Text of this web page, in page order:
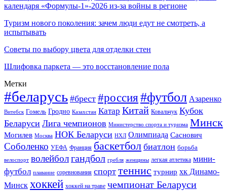
календаря «Формулы-1»-2026 из-за войны в регионе
Туризм нового поколения: зачем люди едут не смотреть, а
испытывать
Советы по выбору цвета для отделки стен
Шлифовка паркета — это восстановление пола
Метки
#беларусь #брест #россия#футбол Азаренко
Витебск Гомель Гродно Казахстан Катар Китай Ковальчук Кубок
Беларуси Лига чемпионов Министерство спорта и туризма Минск
Могилев Москва НОК Беларуси НХЛ Олимпиада Саснович
Соболенко УЕФА Франция баскетбол биатлон борьба
велоспорт волейболгандбол гребля женщины легкая атлетика мини-
футбол плавание соревнования спорт теннис турнир хк Динамо-
Минск хоккей хоккей на траве чемпионат Беларуси